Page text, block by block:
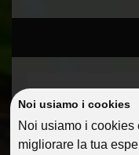
Noi usiamo i cookies
Noi usiamo i cookies
migliorare la tua
Home Guide Di
CUBA